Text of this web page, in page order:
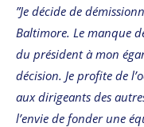
”Je décide de
Baltimore. Le manque
du président à mon
décision. Je profite de
aux dirigeants des
l’envie de fonder une